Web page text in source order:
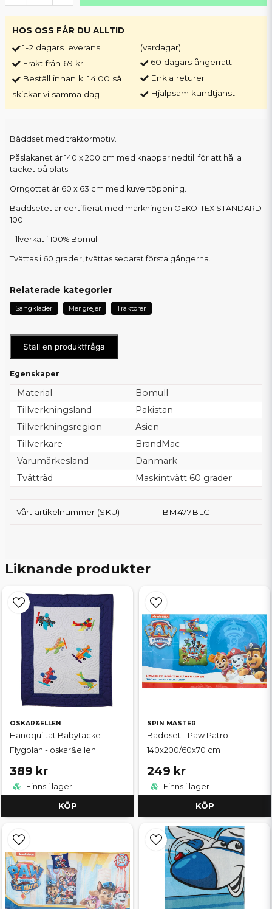
HOS OSS FÅR DU ALLTID
1-2 dagars leverans
Frakt från 69 kr
Beställ innan kl 14.00 så
skickar vi samma dag
(vardagar)
60 dagars ångerrätt
Enkla returer
Hjälpsam kundtjänst
Bäddset med traktormotiv.
Påslakanet är 140 x 200 cm med knappar nedtill för att hålla
täcket på plats.
Örngottet är 60 x 63 cm med kuvertöppning.
Bäddsetet är certifierat med märkningen OEKO-TEX STANDARD
100.
Tillverkat i 100% Bomull.
Tvättas i 60 grader, tvättas separat första gångerna.
Relaterade kategorier
Sängkläder Mer grejer Traktorer
Ställ en produktfråga
Egenskaper
Material
Bomull
Tillverkningsland
Pakistan
Tillverkningsregion
Asien
Tillverkare
BrandMac
Varumärkesland
Danmark
Tvättråd
Maskintvätt 60 grader
Vårt artikelnummer (SKU) BM477BLG
Liknande produkter
OSKAR&ELLEN
Handquiltat Babytäcke -
Flygplan - oskar&ellen
389 kr
Finns i lager
KÖP
SPIN MASTER
Bäddset - Paw Patrol -
140x200/60x70 cm
249 kr
Finns i lager
KÖP